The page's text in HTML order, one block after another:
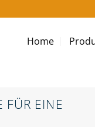
Home
EINE K